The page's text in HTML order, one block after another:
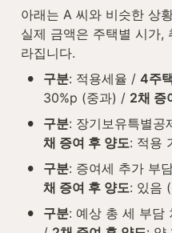
아래는 A 씨와 비슷한 상
실제 금액은 주택별 시가,
라집니다.
• 구분: 적용세율 / 4주
30%p (중과) / 2채 증
• 구분: 장기보유특별공
채 증여 후 양도: 적용
• 구분: 증여세 추가 부
채 증여 후 양도: 있음
• 구분: 예상 총 세 부담